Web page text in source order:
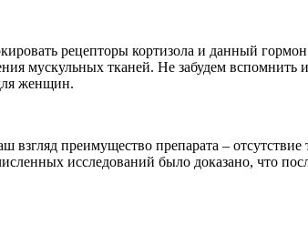
рецепторы кортизола и данный
мускульных тканей. Не забудем вспомнить
женщин.
преимущество препарата – отсутствие
исследований было доказано, что